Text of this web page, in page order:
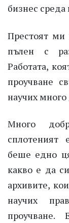
бизнес
Престоят ми
пълен с
Работата,
проучване
научих
Много
сплотеният
беше едно
какво е да
архивите,
научих